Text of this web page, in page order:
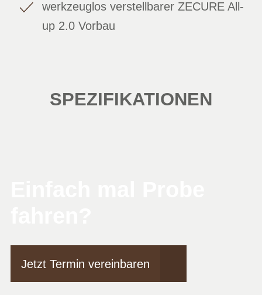
werkzeuglos verstellbarer ZECURE All-
up 2.0 Vorbau
SPEZIFIKATIONEN
Jetzt Termin vereinbaren